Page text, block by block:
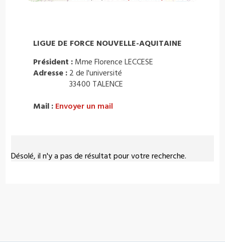
Désolé, il n'y a pas de résultat pour votre recherche.
LIGUE DE FORCE NOUVELLE-AQUITAINE
Président : Mme Florence LECCESE
Adresse : 2 de l'université
33400 TALENCE
Mail : Envoyer un mail